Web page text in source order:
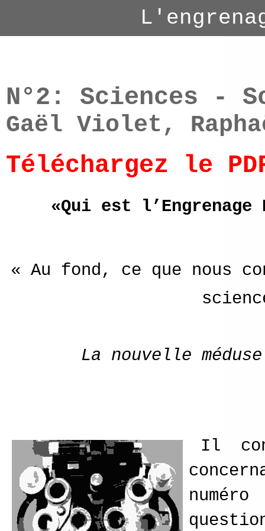
N°2: Sciences -
Gaël Violet,
Téléchargez le
«Qui est
« Au fond, ce que nous
La nouvelle
Il